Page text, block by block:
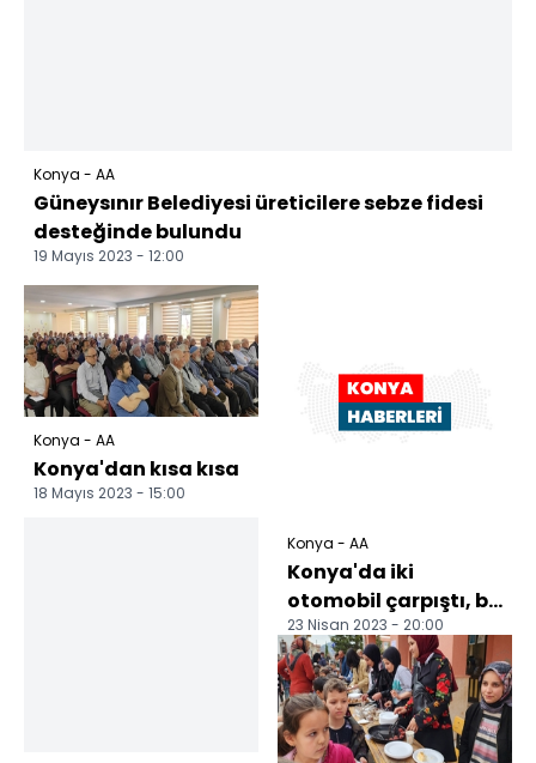
Konya - AA
Güneysınır Belediyesi üreticilere sebze fidesi
desteğinde bulundu
19 Mayıs 2023 - 12:00
Konya - AA
Konya'dan kısa kısa
18 Mayıs 2023 - 15:00
Konya - AA
Konya'da iki
otomobil çarpıştı, bir
kişi öldü, 4 kişi
yaralandı
23 Nisan 2023 - 20:00